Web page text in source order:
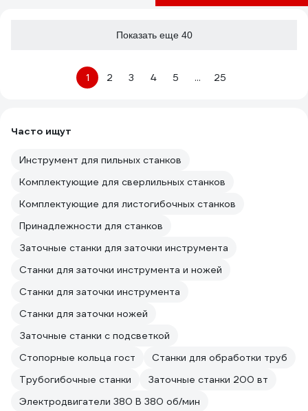
Показать еще 40
1 2 3 4 5 ... 25
Часто ищут
Инструмент для пильных станков
Комплектующие для сверлильных станков
Комплектующие для листогибочных станков
Принадлежности для станков
Заточные станки для заточки инструмента
Станки для заточки инструмента и ножей
Станки для заточки инструмента
Станки для заточки ножей
Заточные станки с подсветкой
Стопорные кольца гост
Станки для обработки труб
Трубогибочные станки
Заточные станки 200 вт
Электродвигатели 380 В 380 об/мин